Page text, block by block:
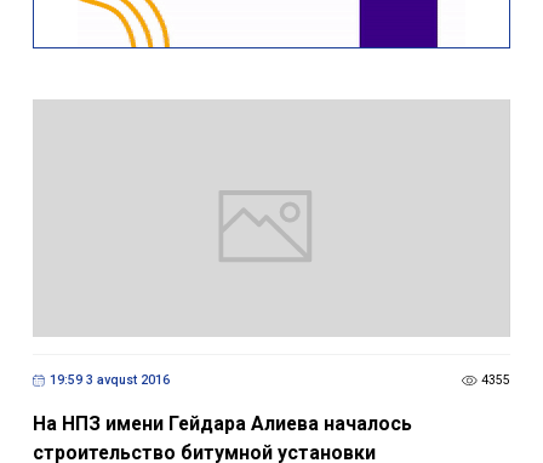
19:59 3 avqust 2016 4355
На НПЗ имени Гейдара Алиева началось
строительство битумной установки